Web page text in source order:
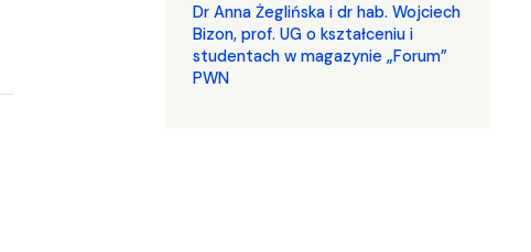
​​​​​​​Dr Anna Żeglińska i dr hab. Wojciech
Bizon, prof. UG o kształceniu i
studentach w magazynie „Forum”
PWN